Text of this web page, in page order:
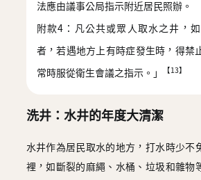
法應由議事公局指示附近居民照辦。
附款4：凡公共或眾人取水之井，
者，若遇地方上有時症發生時，得禁
常時服從衛生會議之指示。」 【13】
洗井：水井的年度大清潔
水井作為居民取水的地方，打水時少不
裡，如斷裂的麻繩、水桶、垃圾和雜物